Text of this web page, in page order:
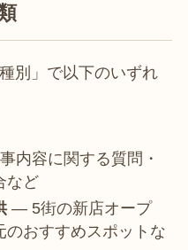
別」で以下のいずれ
内容に関する質問・
など
— 5街の新店オープ
のおすすめスポットな